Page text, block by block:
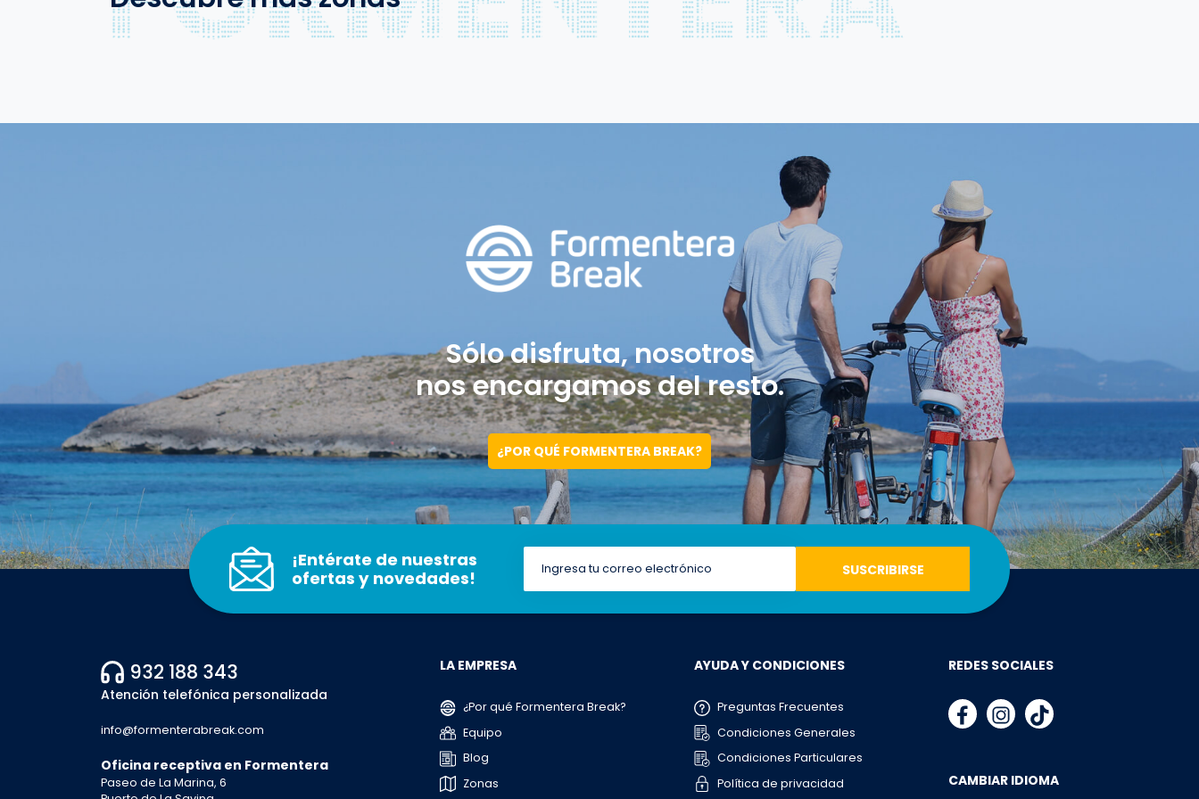
Sólo disfruta, nosotros
nos encargamos del resto.
¿POR QUÉ FORMENTERA BREAK?
¡Entérate de nuestras
ofertas y novedades!
932 188 343
Atención telefónica personalizada
info@formenterabreak.com
Oficina receptiva en Formentera
Paseo de La Marina, 6
LA EMPRESA
¿Por qué Formentera Break?
Equipo
Blog
Zonas
AYUDA Y CONDICIONES
Preguntas Frecuentes
Condiciones Generales
Condiciones Particulares
Política de privacidad
REDES SOCIALES
CAMBIAR IDIOMA